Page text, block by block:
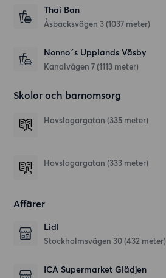
Thai Ban
Åsbacksvägen 3 (1037 meter)
Nonno´s Upplands Väsby
Kanalvägen 7 (1113 meter)
Skolor och barnomsorg
Hovslagargatan (335 meter)
Hovslagargatan (333 meter)
Affärer
Lidl
Stockholmsvägen 30 (432 meter)
ICA Supermarket Glädjen